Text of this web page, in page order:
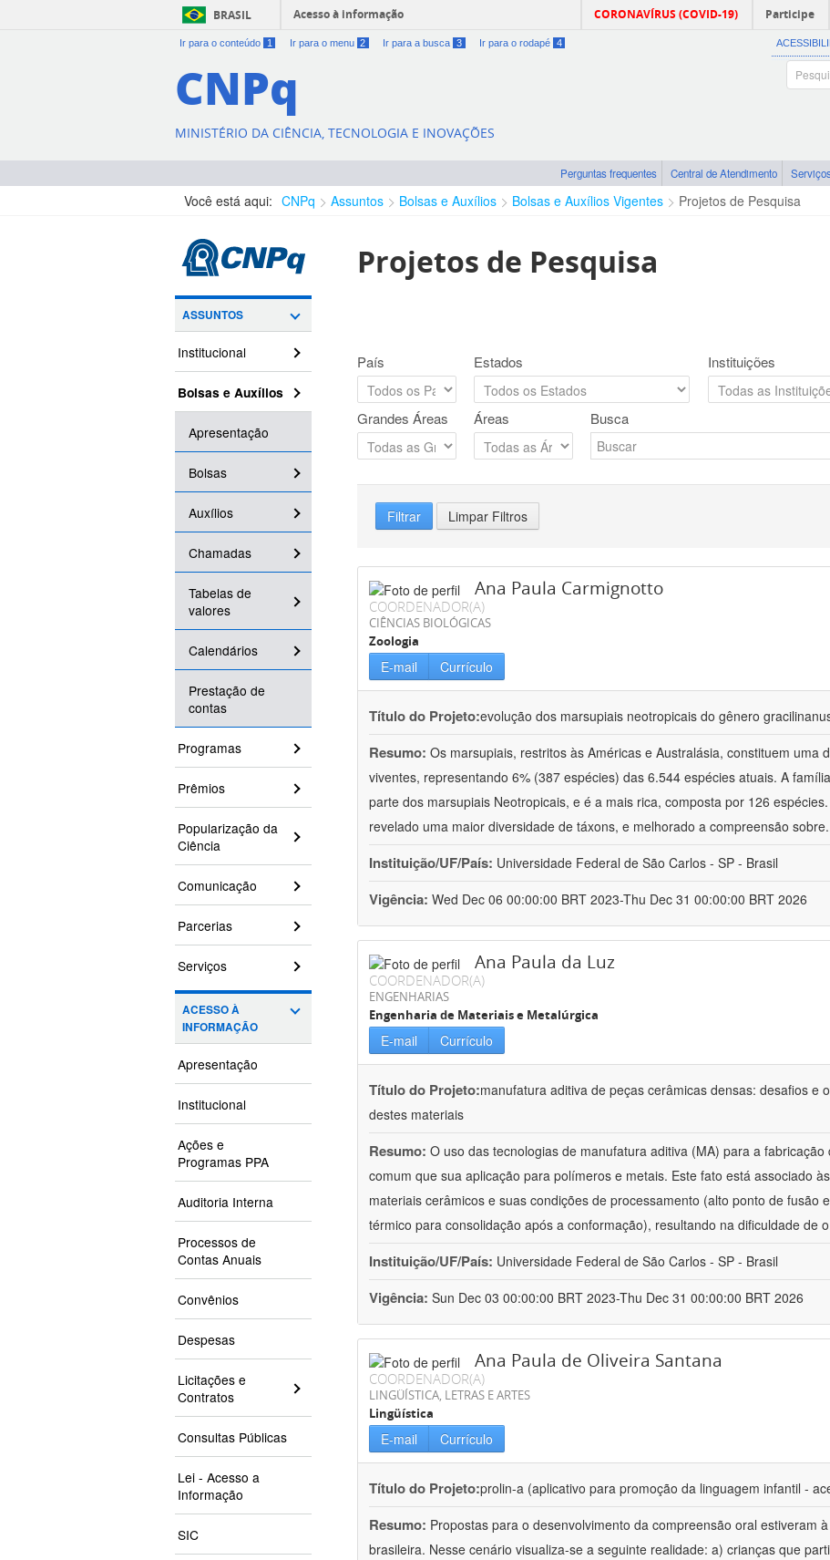
BRASIL Acesso à informação CORONAVÍRUS (COVID-19) Participe
Ir para o conteúdo 1 Ir para o menu 2 Ir para a busca 3 Ir para o rodapé 4
CNPq
MINISTÉRIO DA CIÊNCIA, TECNOLOGIA E INOVAÇÕES
Perguntas frequentes Central de Atendimento
Você está aqui: CNPq Assuntos Bolsas e Auxílios Bolsas e Auxílios Vigentes Projetos de Pesquisa
ASSUNTOS
Institucional
Bolsas e Auxílios
Apresentação
Bolsas
Auxílios
Chamadas
Tabelas de
valores
Calendários
Prestação de
contas
Programas
Prêmios
Popularização da
Ciência
Comunicação
Parcerias
Serviços
ACESSO À
INFORMAÇÃO
Apresentação
Institucional
Ações e
Programas PPA
Auditoria Interna
Processos de
Contas Anuais
Convênios
Despesas
Licitações e
Contratos
Consultas Públicas
Lei - Acesso a
Informação
SIC
Projetos de Pesquisa
País Estados Instituições
Grandes Áreas Áreas Busca
Filtrar Limpar Filtros
Ana Paula Carmignotto
COORDENADOR(A)
CIÊNCIAS BIOLÓGICAS
Zoologia
E-mail Currículo
Título do Projeto:evolução dos marsupiais neotropicais do gênero
Resumo: Os marsupiais, restritos às Américas e Australásia, constituem uma
viventes, representando 6% (387 espécies) das 6.544 espécies atuais. A
parte dos marsupiais Neotropicais, e é a mais rica, composta por 126
revelado uma maior diversidade de táxons, e melhorado a compreensão sobre
Instituição/UF/País: Universidade Federal de São Carlos - SP - Brasil
Vigência: Wed Dec 06 00:00:00 BRT 2023-Thu Dec 31 00:00:00 BRT 2026
Ana Paula da Luz
COORDENADOR(A)
ENGENHARIAS
Engenharia de Materiais e Metalúrgica
E-mail Currículo
Título do Projeto:manufatura aditiva de peças cerâmicas densas: desafios e
destes materiais
Resumo: O uso das tecnologias de manufatura aditiva (MA) para a
comum que sua aplicação para polímeros e metais. Este fato está associado
materiais cerâmicos e suas condições de processamento (alto ponto de fusão
térmico para consolidação após a conformação), resultando na dificuldade de o
Instituição/UF/País: Universidade Federal de São Carlos - SP - Brasil
Vigência: Sun Dec 03 00:00:00 BRT 2023-Thu Dec 31 00:00:00 BRT 2026
Ana Paula de Oliveira Santana
COORDENADOR(A)
LINGÜÍSTICA, LETRAS E ARTES
Lingüística
E-mail Currículo
Título do Projeto:prolin-a (aplicativo para promoção da linguagem infantil -
Resumo: Propostas para o desenvolvimento da compreensão oral estiveram
brasileira. Nesse cenário visualiza-se a seguinte realidade: a) crianças que